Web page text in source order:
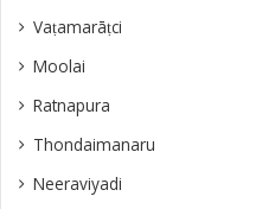
Vaṭamarāṭci
Moolai
Ratnapura
Thondaimanaru
Neeraviyadi